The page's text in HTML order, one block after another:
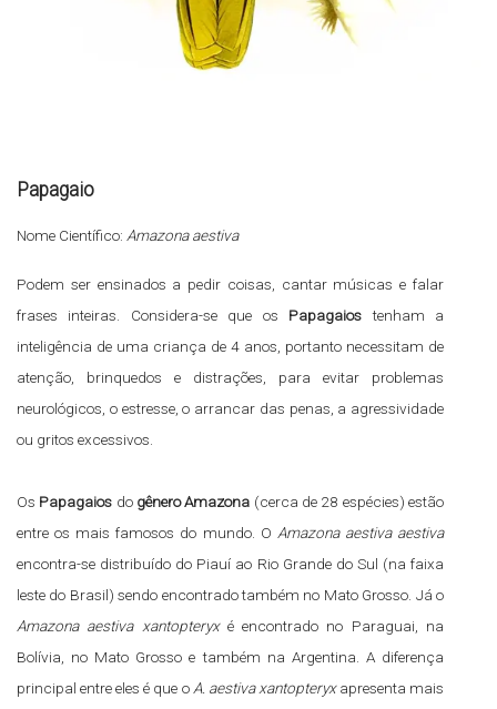
Papagaio
Nome Científico: Amazona aestiva
Podem ser ensinados a pedir coisas, cantar músicas e falar
frases inteiras. Considera-se que os Papagaios tenham a
inteligência de uma criança de 4 anos, portanto necessitam de
atenção, brinquedos e distrações, para evitar problemas
neurológicos, o estresse, o arrancar das penas, a agressividade
ou gritos excessivos.
Os Papagaios do gênero Amazona (cerca de 28 espécies) estão
entre os mais famosos do mundo. O Amazona aestiva aestiva
encontra-se distribuído do Piauí ao Rio Grande do Sul (na faixa
leste do Brasil) sendo encontrado também no Mato Grosso. Já o
Amazona aestiva xantopteryxé encontrado no Paraguai, na
Bolívia, no Mato Grosso e também na Argentina. A diferença
principal entre eles é que o A. aestiva xantopteryxapresenta mais